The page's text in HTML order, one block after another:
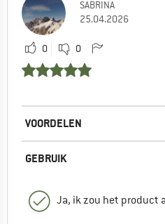
SABRINA
25.04.2026
0 0
VOORDELEN
GEBRUIK
Ja, ik zou het product